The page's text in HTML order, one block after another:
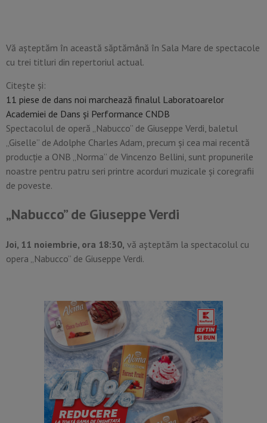
Vă așteptăm în această săptămână în Sala Mare de spectacole
cu trei titluri din repertoriul actual.
Citește și:
11 piese de dans noi marchează finalul Laboratoarelor
Academiei de Dans și Performance CNDB
Spectacolul de operă „Nabucco” de Giuseppe Verdi, baletul
„Giselle” de Adolphe Charles Adam, precum și cea mai recentă
producție a ONB „Norma” de Vincenzo Bellini, sunt propunerile
noastre pentru patru seri printre acorduri muzicale și coregrafii
de poveste.
„Nabucco” de Giuseppe Verdi
Joi, 11 noiembrie, ora 18:30, vă așteptăm la spectacolul cu
opera „Nabucco” de Giuseppe Verdi.